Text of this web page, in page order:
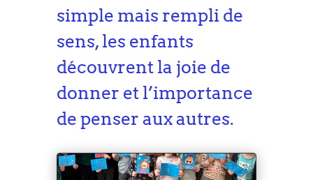
simple mais rempli de
sens, les enfants
découvrent la joie de
donner et l’importance
de penser aux autres.